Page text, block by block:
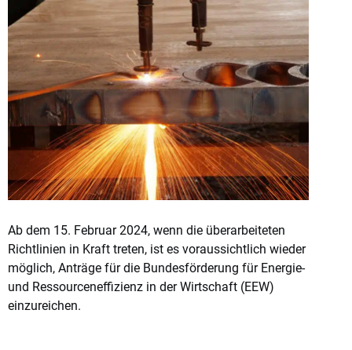
Ab dem 15. Februar 2024, wenn die überarbeiteten
Richtlinien in Kraft treten, ist es voraussichtlich wieder
möglich, Anträge für die Bundesförderung für Energie-
und Ressourceneffizienz in der Wirtschaft (EEW)
einzureichen.